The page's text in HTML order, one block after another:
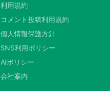
利用規約
コメント投稿利用規約
個人情報保護方針
SNS利用ポリシー
AIポリシー
会社案内